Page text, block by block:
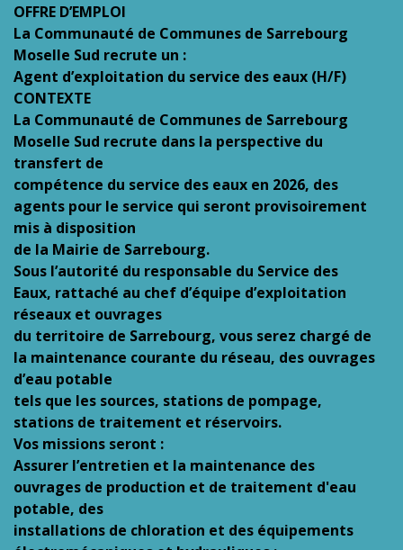
OFFRE D’EMPLOI
La Communauté de Communes de Sarrebourg
Moselle Sud recrute un :
Agent d’exploitation du service des eaux (H/F)
CONTEXTE
La Communauté de Communes de Sarrebourg
Moselle Sud recrute dans la perspective du
transfert de
compétence du service des eaux en 2026, des
agents pour le service qui seront provisoirement
mis à disposition
de la Mairie de Sarrebourg.
Sous l’autorité du responsable du Service des
Eaux, rattaché au chef d’équipe d’exploitation
réseaux et ouvrages
du territoire de Sarrebourg, vous serez chargé de
la maintenance courante du réseau, des ouvrages
d’eau potable
tels que les sources, stations de pompage,
stations de traitement et réservoirs.
Vos missions seront :
Assurer l’entretien et la maintenance des
ouvrages de production et de traitement d'eau
potable, des
installations de chloration et des équipements